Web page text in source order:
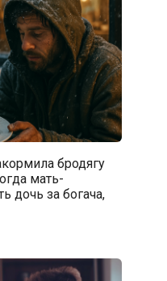
бродягу
мать-
дочь за богача,